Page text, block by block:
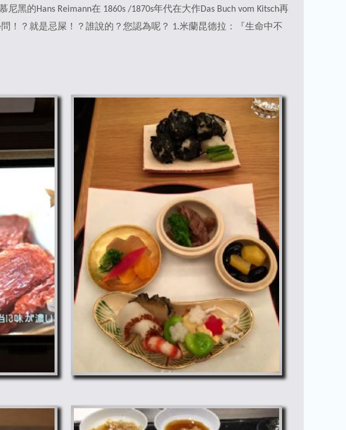
的Hans Reimann在 1860s /1870s年代在大作Das Buch vom Kitsch再
！？就是忌屎！？誰說的？您認為呢？ 1.米蘭昆德拉：『生命中不